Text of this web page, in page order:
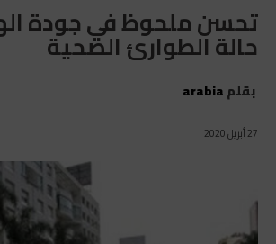
تحسن ملحوظ في جودة
حالة الطوارئ الصحية
بقلمarabia
27 أبريل 2020